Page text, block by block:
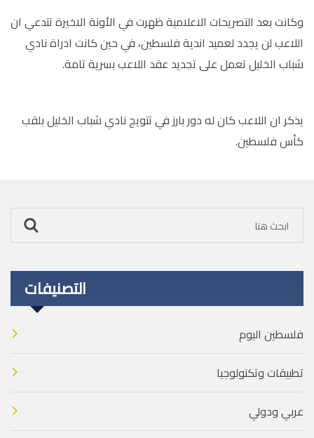
وكانت بعد التصريحات الاعلامية ظهرت في الأونة الاخيرة تتدعي ان
اللاعب لن يجدد لعميد اندية فلسطين، في حين كانت ادراة نادي
شباب الخليل تعمل على تجديد عقد اللاعب بسرية تامة.
يذكر ان اللاعب كان له دور بارز في تتويج نادي شباب الخليل بلقب
كأس فلسطين.
التصنيفات
فلسطين اليوم
تطبيقات وتكنولوجيا
عربي ودولي